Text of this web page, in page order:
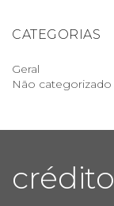
CATEGORIAS
Geral
Não categorizado
crédito